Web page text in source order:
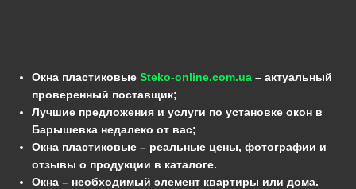
Окна пластиковые Steko-online.com.ua – актуальный
проверенный поставщик;
Лучшие предложения и услуги по установке окон в
Барышевка недалеко от вас;
Окна пластиковые – реальные цены, фотографии и
отзывы о продукции в каталоге.
Окна – необходимый элемент квартиры или дома.